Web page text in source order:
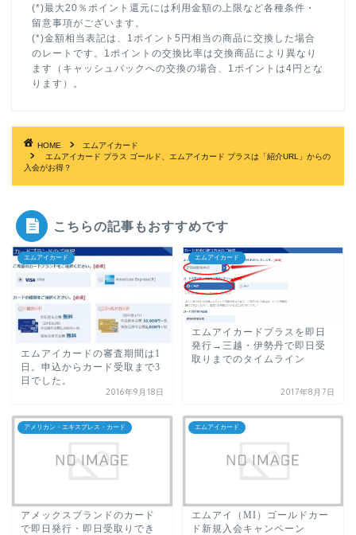
(*)最大20％ポイント還元には利用金額の上限など各種条件・
留意事項がございます。
(*)金額相当表記は、1ポイント5円相当の商品に交換した場合
のレートです。1ポイントの交換比率は交換商品により異なり
ます（キャッシュバックへの交換の場合、1ポイントは4円とな
ります）。
HOME
エムアイカード
エムアイカード プラス ゴールド、エムアイカード プラスは「紹介URL」からの
入会がお得？
こちらの記事もおすすめです
エムアイカード
エムアイカードの審査期間は1
日。申込からカード受取まで3
日でした。
2016年9月18日
エムアイカード
エムアイカードプラスを即日
発行→三越・伊勢丹で即日受
取りまでのタイムライン
2017年8月7日
アメリカン・エキスプレス・カード
アメックスブランドのカード
で即日発行・即日受取りでき
エムアイカード
エムアイ（MI）ゴールドカー
ド新規入会キャンペーン